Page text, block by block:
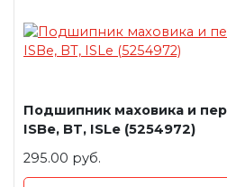
Подшипник маховика и
ISBe, BT, ISLe (5254972)
295.00 руб.